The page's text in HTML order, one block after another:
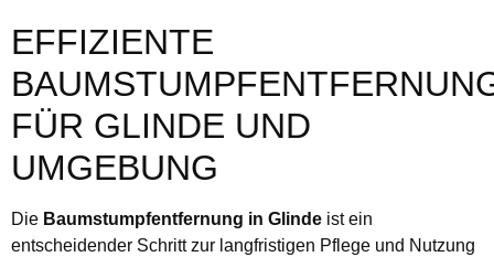
EFFIZIENTE
FÜR GLINDE UND
UMGEBUNG
Die Baumstumpfentfernung in Glinde ist ein
entscheidender Schritt zur langfristigen Pflege und Nutzung